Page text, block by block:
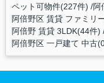
ペット可物件(227件) 阿
阿倍野区 賃貸 ファミリ
阿倍野 賃貸 3LDK(44件)
阿倍野区 一戸建て 中古